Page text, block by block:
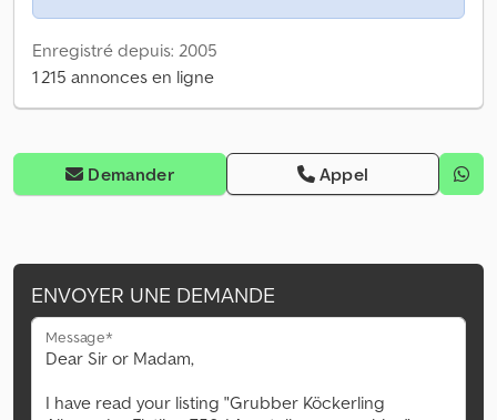
Enregistré depuis: 2005
1 215 annonces en ligne
Demander Appel
ENVOYER UNE DEMANDE
Message*